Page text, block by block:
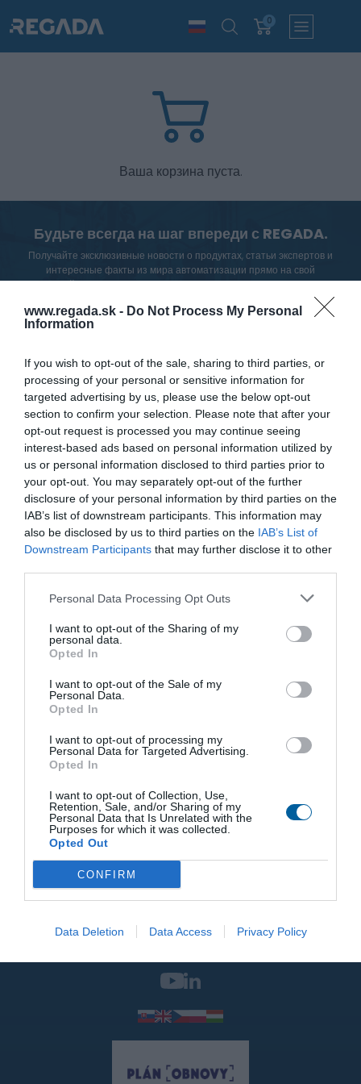
www.regada.sk - Do Not Process My Personal
Information
If you wish to opt-out of the sale, sharing to third parties, or
processing of your personal or sensitive information for
targeted advertising by us, please use the below opt-out
section to confirm your selection. Please note that after your
opt-out request is processed you may continue seeing
interest-based ads based on personal information utilized by
us or personal information disclosed to third parties prior to
your opt-out. You may separately opt-out of the further
disclosure of your personal information by third parties on the
IAB’s list of downstream participants. This information may
also be disclosed by us to third parties on the IAB’s List of
Downstream Participants that may further disclose it to other
Personal Data Processing Opt Outs
I want to opt-out of the Sharing of my
personal data.
Opted In
I want to opt-out of the Sale of my
Personal Data.
Opted In
I want to opt-out of processing my
Personal Data for Targeted Advertising.
Opted In
I want to opt-out of Collection, Use,
Retention, Sale, and/or Sharing of my
Personal Data that Is Unrelated with the
Purposes for which it was collected.
Opted Out
CONFIRM
Data Deletion Data Access Privacy Policy
0
Ваша корзина пуста.
Будьте всегда на шаг впереди с REGADA.
Получайте эксклюзивные новости о продуктах, статьи экспертов и
интересные факты из мира автоматизации прямо на свой
почтовый ящик. Подпишитесь на нашу рассылку и не пропустите
Я согласен на обработку персональных данных.политика
конфиденциальности.
080 01 Prešov
regada@regada.sk
Представительство
Продажа сервоприводов и промышленной арматуры
Инж. Марко Штофан
+421 51 7480 462
stofan@regada.sk
+421 51 7480 465
Производство алюминиевого литья и разработка на заказ
Камила Кечерова
kecerova@regada.sk
Инж. Марко Штофан
+421 51 7480 462
servis@regada.sk
О компании
Продукты и услуги